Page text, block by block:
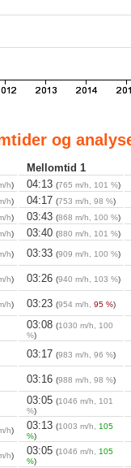
og
Mellomtid 1
h) 04:13 (765 m/h, 101 %)
h) 04:17 (753 m/h, 98 %)
h) 03:43 (868 m/h, 100 %)
h) 03:40 (880 m/h, 101 %)
h) 03:33 (909 m/h, 100 %)
h) 03:26 (940 m/h, 103 %)
h) 03:23 (954 m/h, 95 %)
03:08 (1030 m/h, 100
%)
03:17 (983 m/h, 96 %)
03:16 (988 m/h, 98 %)
03:05 (1046 m/h, 101
%)
h) 03:13 (1003 m/h, 105
%)
h) 03:05 (1046 m/h, 105
%)